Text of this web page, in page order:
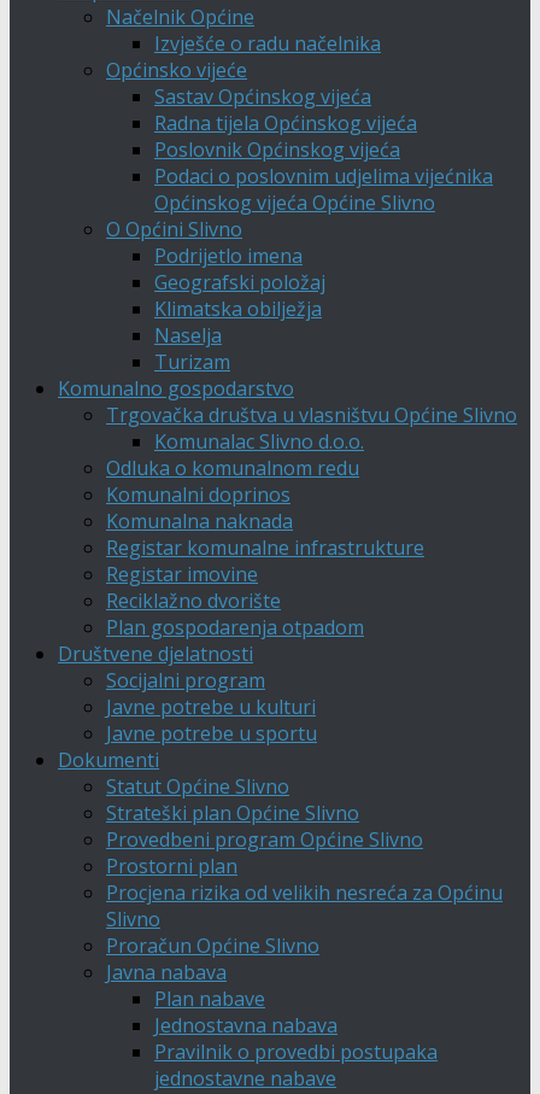
Načelnik Općine
Izvješće o radu načelnika
Općinsko vijeće
Sastav Općinskog vijeća
Radna tijela Općinskog vijeća
Poslovnik Općinskog vijeća
Podaci o poslovnim udjelima vijećnika
Općinskog vijeća Općine Slivno
O Općini Slivno
Podrijetlo imena
Geografski položaj
Klimatska obilježja
Naselja
Turizam
Komunalno gospodarstvo
Trgovačka društva u vlasništvu Općine Slivno
Komunalac Slivno d.o.o.
Odluka o komunalnom redu
Komunalni doprinos
Komunalna naknada
Registar komunalne infrastrukture
Registar imovine
Reciklažno dvorište
Plan gospodarenja otpadom
Društvene djelatnosti
Socijalni program
Javne potrebe u kulturi
Javne potrebe u sportu
Dokumenti
Statut Općine Slivno
Strateški plan Općine Slivno
Provedbeni program Općine Slivno
Prostorni plan
Procjena rizika od velikih nesreća za Općinu
Slivno
Proračun Općine Slivno
Javna nabava
Plan nabave
Jednostavna nabava
Pravilnik o provedbi postupaka
jednostavne nabave